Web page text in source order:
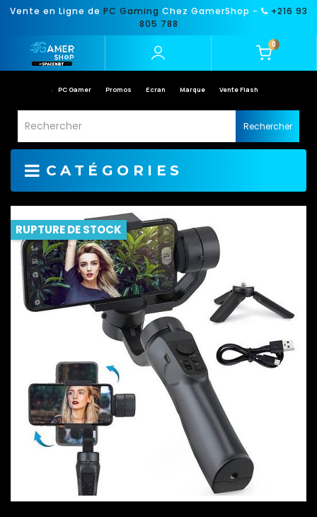
Vente en Ligne de PC Gaming Chez GamerShop -
+216 93
805 788
0
PC Gamer Promos Ecran Marque Vente Flash
Rechercher
CATÉGORIES
RUPTURE DE STOCK